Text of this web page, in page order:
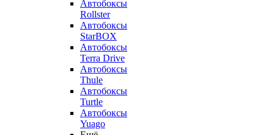
Автобоксы
Rollster
Автобоксы
StarBOX
Автобоксы
Terra Drive
Автобоксы
Thule
Автобоксы
Turtle
Автобоксы
Yuago